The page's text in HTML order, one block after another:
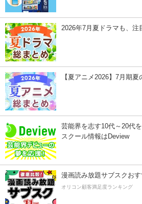
2026年7月夏ドラマも、注
【夏アニメ2026】7月期
芸能界を志す10代～20代
スクール情報はDeview
漫画読み放題サブスクおす
オリコン顧客満足度ランキング